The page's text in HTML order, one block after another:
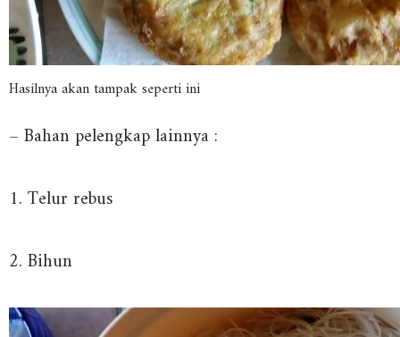
Hasilnya akan tampak seperti ini
– Bahan pelengkap lainnya :
1. Telur rebus
2. Bihun